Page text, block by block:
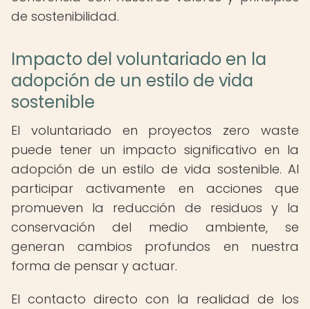
de sostenibilidad.
Impacto del voluntariado en la
adopción de un estilo de vida
sostenible
El voluntariado en proyectos zero waste
puede tener un impacto significativo en la
adopción de un estilo de vida sostenible. Al
participar activamente en acciones que
promueven la reducción de residuos y la
conservación del medio ambiente, se
generan cambios profundos en nuestra
forma de pensar y actuar.
El contacto directo con la realidad de los